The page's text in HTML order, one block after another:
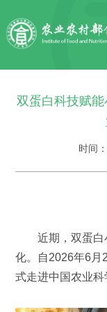
双蛋白科技赋
时间：
近期，双蛋
化。自2026年6月
式走进中国农业科